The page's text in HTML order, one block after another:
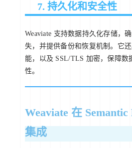
7. 持久化和安全性
Weaviate 支持数据持久化存储，
失，并提供备份和恢复机制。它
能，以及 SSL/TLS 加密，保障数
性。
Weaviate 在
集成